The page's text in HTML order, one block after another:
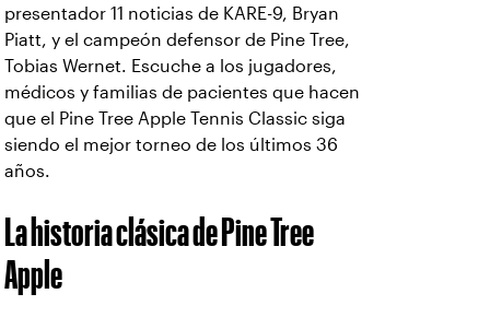
presentador 11 noticias de KARE-9, Bryan
Piatt, y el campeón defensor de Pine Tree,
Tobias Wernet. Escuche a los jugadores,
médicos y familias de pacientes que hacen
que el Pine Tree Apple Tennis Classic siga
siendo el mejor torneo de los últimos 36
años.
La historia clásica de Pine Tree
Apple